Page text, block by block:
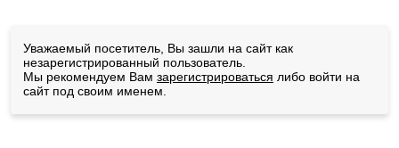
Уважаемый посетитель, Вы зашли на сайт как
незарегистрированный пользователь.
Мы рекомендуем Вам зарегистрироваться либо войти на
сайт под своим именем.